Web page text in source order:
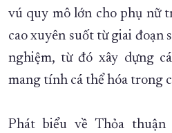
vú quy mô lớn cho phụ nữ
cao xuyên suốt từ giai đoạn
nghiệm, từ đó xây dựng
mang tính cá thể hóa trong
Phát biểu về Thỏa